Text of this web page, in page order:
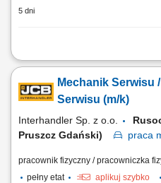
5 dni
Zadania Analizowanie awarii i
ich powtórnemu wystąpieniu.
gwarantujący płynne uruchomienie
poprawnością działania robotów
Mechanik Serwisu
Serwisu (m/k)
Interhandler Sp. z o.o.
Pruszcz Gdański)
praca
pracownik fizyczny / pracowniczka
pełny etat
aplikuj szybko